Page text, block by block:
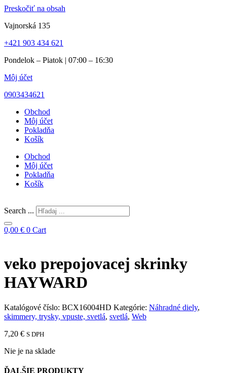
Preskočiť na obsah
Vajnorská 135
+421 903 434 621
Pondelok – Piatok | 07:00 – 16:30
Môj účet
0903434621
Obchod
Môj účet
Pokladňa
Košík
Obchod
Môj účet
Pokladňa
Košík
Search ...
0,00 € 0 Cart
veko prepojovacej skrinky
HAYWARD
Katalógové číslo: BCX16004HD Kategórie: Náhradné diely,
skimmery, trysky, vpuste, svetlá, svetlá, Web
7,20 € S DPH
Nie je na sklade
ĎALŠIE PRODUKTY